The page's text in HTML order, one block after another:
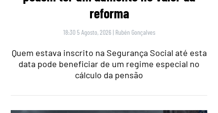
reforma
18:30 5 Agosto, 2026 | Rubén Gonçalves
Quem estava inscrito na Segurança Social até esta
data pode beneficiar de um regime especial no
cálculo da pensão